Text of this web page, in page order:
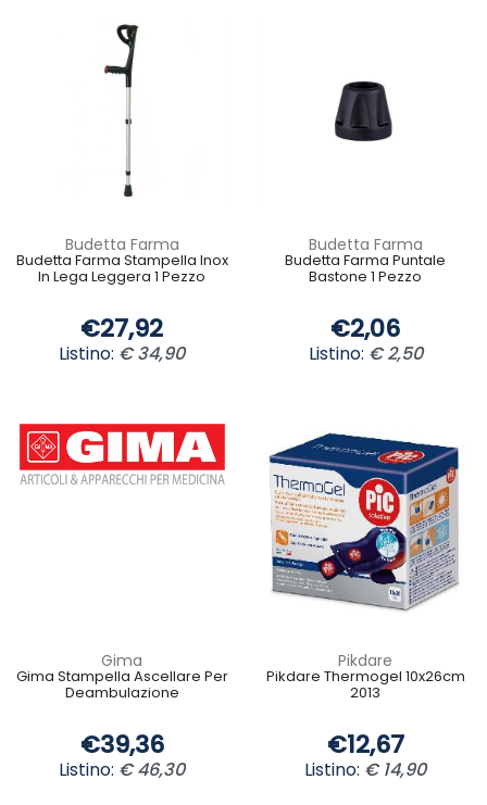
Budetta Farma
Budetta Farma Stampella Inox
In Lega Leggera 1 Pezzo
€27,92
Listino: € 34,90
Budetta Farma
Budetta Farma Puntale
Bastone 1 Pezzo
€2,06
Listino: € 2,50
Gima
Gima Stampella Ascellare Per
Deambulazione
€39,36
Listino: € 46,30
Pikdare
Pikdare Thermogel 10x26cm
2013
€12,67
Listino: € 14,90